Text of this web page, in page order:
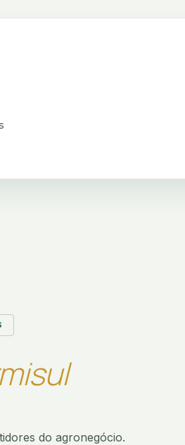
do agronegócio.